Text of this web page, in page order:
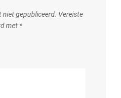
niet gepubliceerd. Vereiste
met *